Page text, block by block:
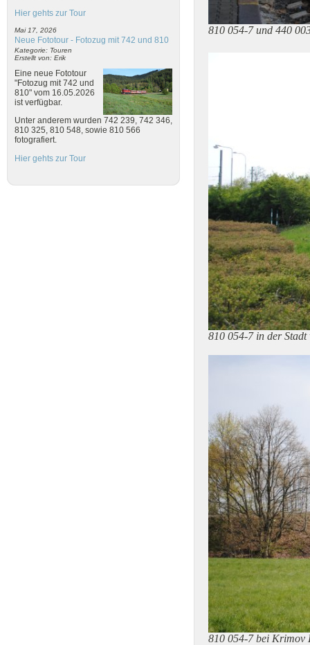
Hier gehts zur Tour
Mai 17, 2026
Neue Fototour - Fotozug mit 742 und 810
Kategorie: Touren
Erstellt von: Erik
Eine neue Fototour
"Fotozug mit 742 und
810" vom 16.05.2026
ist verfügbar.
Unter anderem wurden 742 239, 742 346,
810 325, 810 548, sowie 810 566
fotografiert.
Hier gehts zur Tour
810 054-7 und 440
810 054-7 in der
810 054-7 bei Krimov